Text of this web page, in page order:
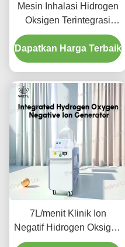
Mesin Inhalasi Hidrogen
Oksigen Terintegrasi
Dengan Layar 10,4 inci
Dapatkan Harga Terbaik
7L/menit Klinik Ion
Negatif Hidrogen Oksigen
Inhaler 1000W